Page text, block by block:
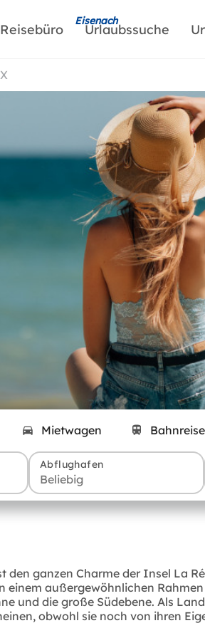
Eisenach
Reisebüro Urlaubssuche
Mietwagen
Abflughafen
den ganzen Charme der Insel La
außergewöhnlichen
und die große Südebene. Als
obwohl sie noch von ihren